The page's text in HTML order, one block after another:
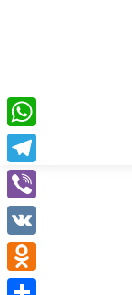
WhatsApp
Telegram
Viber
VK
Odnoklassniki